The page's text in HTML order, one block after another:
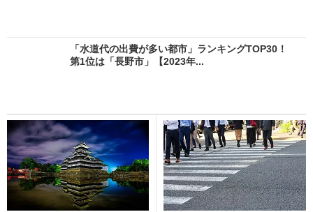
「水道代の出費が多い都市」ランキングTOP30！
第1位は「長野市」【2023年...